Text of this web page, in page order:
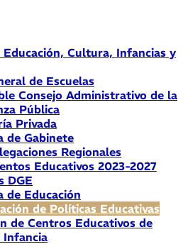
Cultura, Infancias y
de Escuelas
Consejo Administrativo de la
Pública
Privada
de Gabinete
Regionales
Educativos 2023-2027
DGE
de Educación
de Políticas Educativas
de Centros Educativos de
Infancia